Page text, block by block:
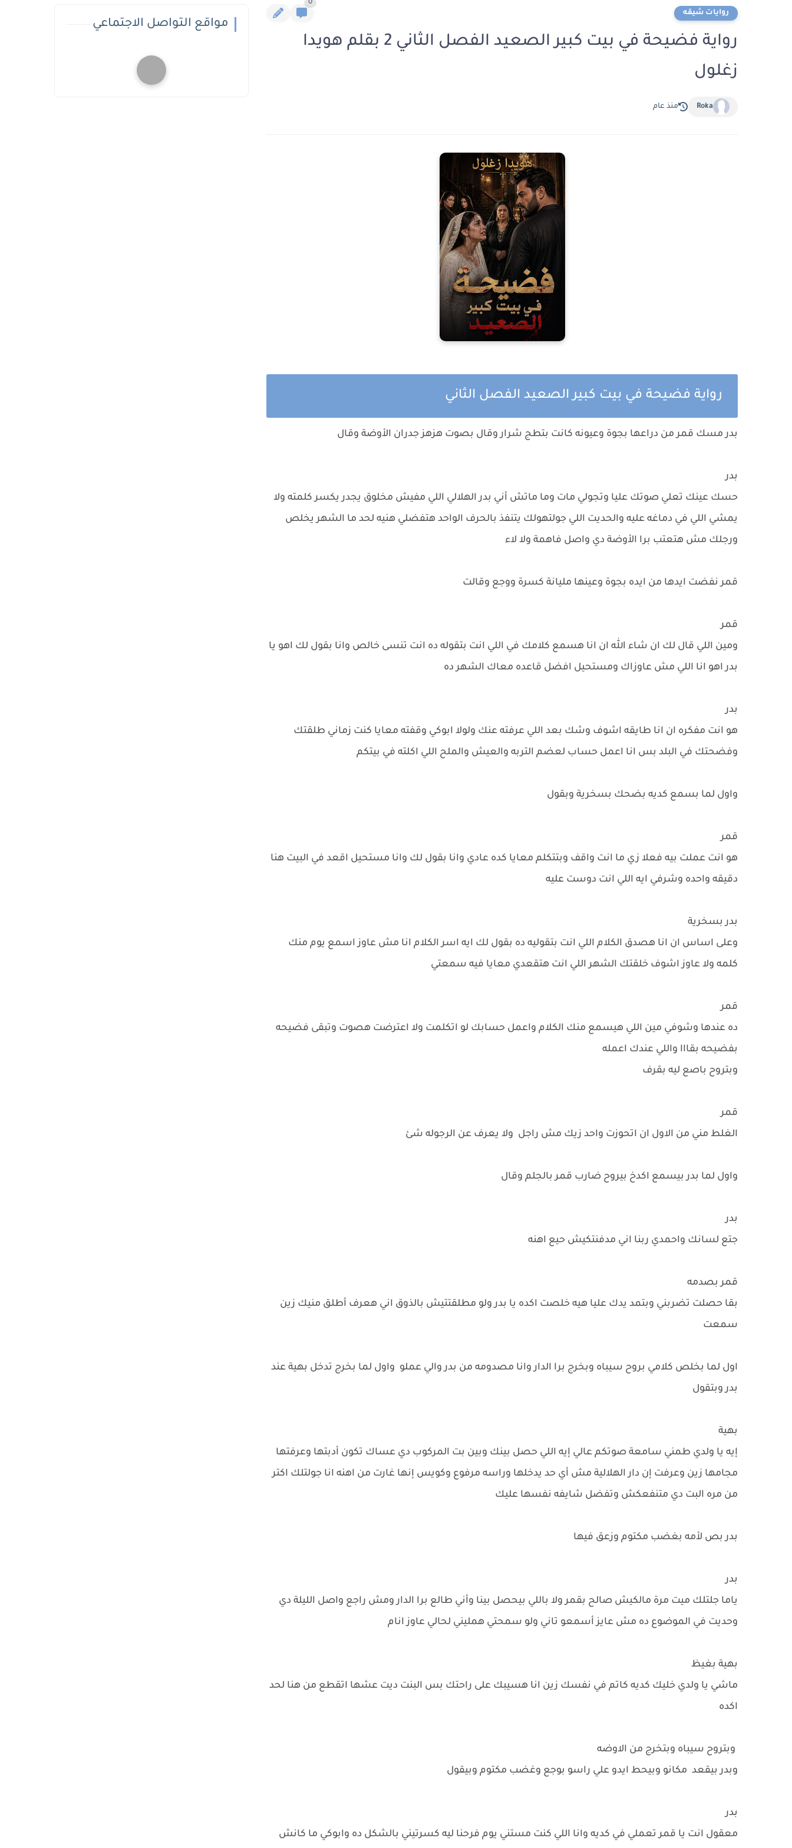
روايات شيقه
0
رواية فضيحة في بيت كبير الصعيد الفصل الثاني 2 بقلم هويدا
زغلول
Roka منذ عام
رواية فضيحة في بيت كبير الصعيد الفصل الثاني
بدر مسك قمر من دراعها بجوة وعيونه كانت بتطج شرار وقال بصوت هزهز جدران الأوضة وقال
بدر
حسك عينك تعلي صوتك عليا وتجولي مات وما ماتش أني بدر الهلالي اللي مفيش مخلوق يجدر يكسر كلمته ولا
يمشي اللي في دماغه عليه والحديت اللي جولتهولك يتنفذ بالحرف الواحد هتفضلي هنيه لحد ما الشهر يخلص
ورجلك مش هتعتب برا الأوضة دي واصل فاهمة ولا لاء
قمر نفضت ايدها من ايده بجوة وعينها مليانة كسرة ووجع وقالت
قمر
ومين اللي قال لك ان شاء الله ان انا هسمع كلامك في اللي انت بتقوله ده انت تنسى خالص وانا بقول لك اهو يا
بدر اهو انا اللي مش عاوزاك ومستحيل افضل قاعده معاك الشهر ده
بدر
هو انت مفكره ان انا طايقه اشوف وشك بعد اللي عرفته عنك ولولا ابوكي وقفته معايا كنت زماني طلقتك
وفضحتك في البلد بس انا اعمل حساب لعضم التربه والعيش والملح اللي اكلته في بيتكم
واول لما بسمع كديه بضحك بسخرية وبقول
قمر
هو انت عملت بيه فعلا زي ما انت واقف وبتتكلم معايا كده عادي وانا بقول لك وانا مستحيل اقعد في البيت هنا
دقيقه واحده وشرفي ايه اللي انت دوست عليه
بدر بسخرية
وعلى اساس ان انا هصدق الكلام اللي انت بتقوليه ده بقول لك ايه اسر الكلام انا مش عاوز اسمع يوم منك
كلمه ولا عاوز اشوف خلقتك الشهر اللي انت هتقعدي معايا فيه سمعتي
قمر
ده عندها وشوفي مين اللي هيسمع منك الكلام واعمل حسابك لو اتكلمت ولا اعترضت هصوت وتبقى فضيحه
بفضيحه بقااا واللي عندك اعمله
وبتروح باصع ليه بقرف
قمر
الغلط مني من الاول ان اتحوزت واحد زيك مش راجل ولا يعرف عن الرجوله شئ
واول لما بدر بيسمع اكدخ بيروح ضارب قمر بالجلم وقال
بدر
جتع لسانك واحمدي ربنا اني مدفنتكيش حيع اهنه
قمر بصدمه
بقا حصلت تضربني وبتمد يدك عليا هيه خلصت اكده يا بدر ولو مطلقتتيش بالذوق اني هعرف أطلق منيك زين
سمعت
اول لما بخلص كلامي بروح سيباه وبخرج برا الدار وانا مصدومه من بدر والي عملو واول لما بخرج تدخل بهية عند
بدر وبتقول
بهية
إيه يا ولدي طمني سامعة صوتكم عالي إيه اللي حصل بينك وبين بت المركوب دي عساك تكون أدبتها وعرفتها
مجامها زين وعرفت إن دار الهلالية مش أي حد يدخلها وراسه مرفوع وكويس إنها غارت من اهنه انا جولتلك اكتر
من مره البت دي متنفعكش وتفضل شايفه نفسها عليك
بدر بص لأمه بغضب مكتوم وزعق فيها
بدر
ياما جلتلك ميت مرة مالكيش صالح بقمر ولا باللي بيحصل بينا وأني طالع برا الدار ومش راجع واصل الليلة دي
وحديت في الموضوع ده مش عايز أسمعو تاني ولو سمحتي همليني لحالي عاوز انام
بهية بغيظ
ماشي يا ولدي خليك كديه كاتم في نفسك زين انا هسيبك على راحتك بس البنت ديت عشها اتقطع من هنا لحد
اكده
وبتروح سيباه وبتخرج من الاوضه
وبدر بيقعد مكانو وبيحط ايدو علي راسو بوجع وغضب مكتوم وبيقول
بدر
معقول انت يا قمر تعملي في كديه وانا اللي كنت مستني يوم فرحنا ليه كسرتيني بالشكل ده وابوكي ما كانش
مواقع التواصل الاجتماعي